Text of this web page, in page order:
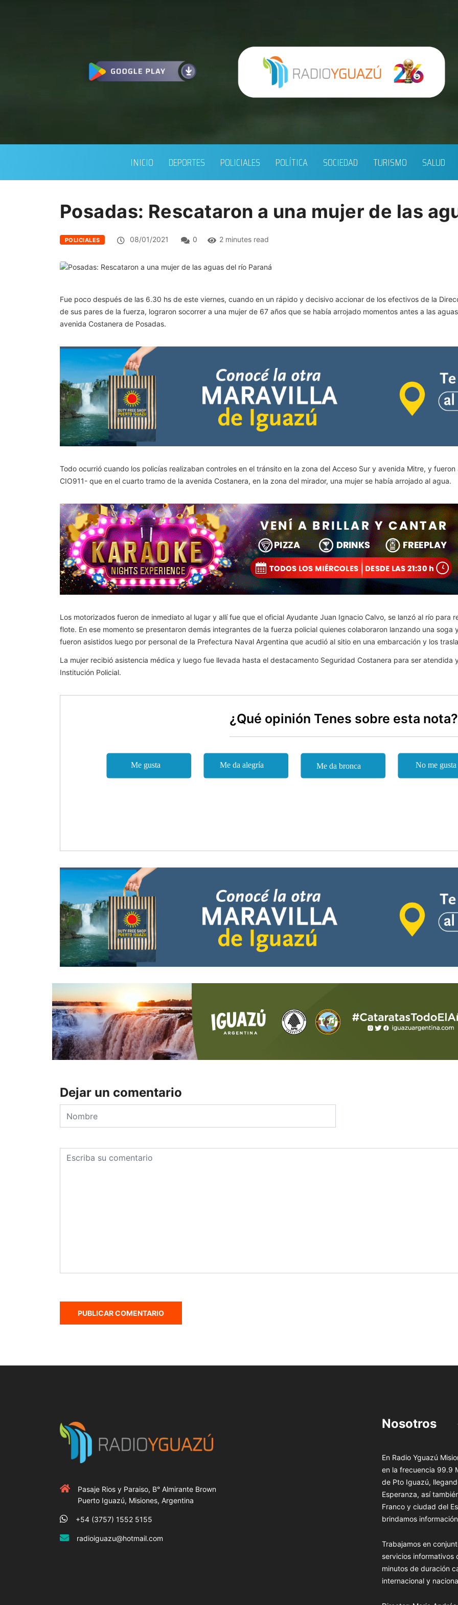
INICIO DEPORTES POLICIALES POLÍTICA SOCIEDAD TURISMO SALUD
Posadas: Rescataron a una mujer de las
POLICIALES 08/01/2021 0 2 minutes read
Fue poco después de las 6.30 hs de este viernes, cuando en un rápido y decisivo accionar de los efectivos de la
de sus pares de la fuerza, lograron socorrer a una mujer de 67 años que se había arrojado momentos antes a las
avenida Costanera de Posadas.
Todo ocurrió cuando los policías realizaban controles en el tránsito en la zona del Acceso Sur y avenida Mitre, y
CIO911- que en el cuarto tramo de la avenida Costanera, en la zona del mirador, una mujer se había arrojado al agua.
Los motorizados fueron de inmediato al lugar y allí fue que el oficial Ayudante Juan Ignacio Calvo, se lanzó al río para
flote. En ese momento se presentaron demás integrantes de la fuerza policial quienes colaboraron lanzando una soga
fueron asistidos luego por personal de la Prefectura Naval Argentina que acudió al sitio en una embarcación y los
La mujer recibió asistencia médica y luego fue llevada hasta el destacamento Seguridad Costanera para ser
Institución Policial.
¿Qué opinión Tenes sobre esta nota?
Dejar un comentario
Pasaje Rios y Paraiso, B° Almirante Brown
Puerto Iguazú, Misiones, Argentina
+54 (3757) 1552 5155
radioiguazu@hotmail.com
Nosotros
En Radio Yguazú
en la frecuencia 99.9
de Pto Iguazú,
Esperanza, así
Franco y ciudad del
brindamos
Trabajamos en
servicios informativos
minutos de duración
internacional y